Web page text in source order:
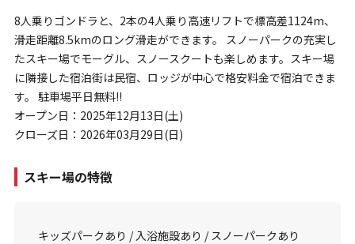
8人乗りゴンドラと、2本の4人乗り高速リフトで標高差1124m、
滑走距離8.5kmのロング滑走ができます。 スノーパークの充実し
たスキー場でモーグル、スノースクートも楽しめます。スキー場
に隣接した宿泊街は民宿、ロッジが中心で格安料金で宿泊できま
す。 駐車場平日無料!!
オープン日：2025年12月13日(土)
クローズ日：2026年03月29日(日)
スキー場の特徴
キッズパークあり / 入浴施設あり / スノーパークあり